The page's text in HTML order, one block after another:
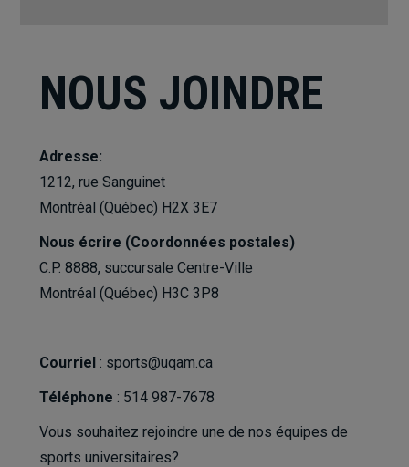
NOUS JOINDRE
Adresse:
1212, rue Sanguinet
Montréal (Québec) H2X 3E7
Nous écrire (Coordonnées postales)
C.P. 8888, succursale Centre-Ville
Montréal (Québec) H3C 3P8
Courriel: sports@uqam.ca
Téléphone : 514 987-7678
Vous souhaitez rejoindre une de nos équipes de
sports universitaires?